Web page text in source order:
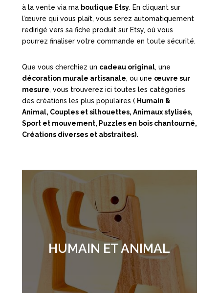
à la vente via ma boutique Etsy. En cliquant sur
l’œuvre qui vous plaît, vous serez automatiquement
redirigé vers sa fiche produit sur Etsy, où vous
pourrez finaliser votre commande en toute sécurité.
Que vous cherchiez un cadeau original, une
décoration murale artisanale, ou une œuvre sur
mesure, vous trouverez ici toutes les catégories
des créations les plus populaires ( Humain &
Animal, Couples et silhouettes, Animaux stylisés,
Sport et mouvement, Puzzles en bois chantourné,
Créations diverses et abstraites).
HUMAIN ET ANIMAL